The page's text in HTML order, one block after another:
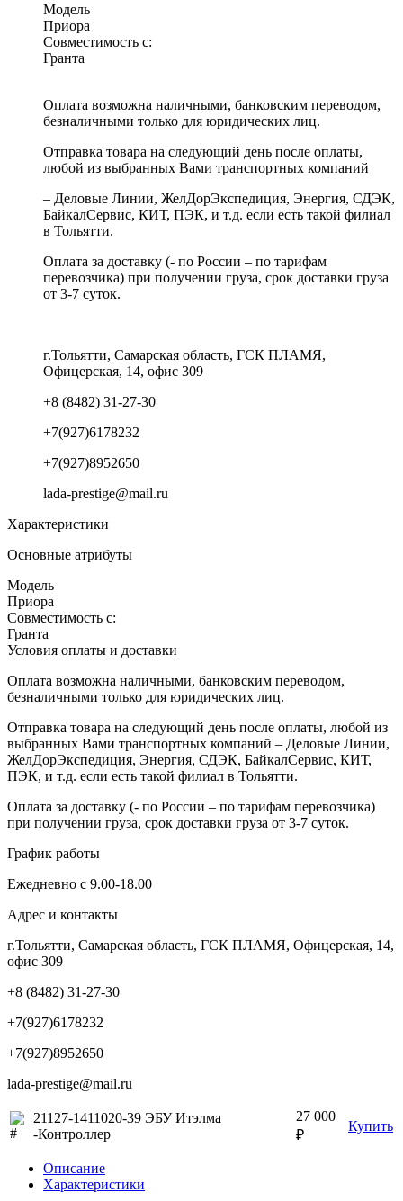
Модель
Приора
Совместимость с:
Гранта
Оплата возможна наличными, банковским переводом,
безналичными только для юридических лиц.
Отправка товара на следующий день после оплаты,
любой из выбранных Вами транспортных компаний
– Деловые Линии, ЖелДорЭкспедиция, Энергия, СДЭК,
БайкалСервис, КИТ, ПЭК, и т.д. если есть такой филиал
в Тольятти.
Оплата за доставку (- по России – по тарифам
перевозчика) при получении груза, срок доставки груза
от 3-7 суток.
г.Тольятти, Самарская область, ГСК ПЛАМЯ,
Офицерская, 14, офис 309
+8 (8482) 31-27-30
+7(927)6178232
+7(927)8952650
lada-prestige@mail.ru
Характеристики
Основные атрибуты
Модель
Приора
Совместимость с:
Гранта
Условия оплаты и доставки
Оплата возможна наличными, банковским переводом,
безналичными только для юридических лиц.
Отправка товара на следующий день после оплаты, любой из
выбранных Вами транспортных компаний – Деловые Линии,
ЖелДорЭкспедиция, Энергия, СДЭК, БайкалСервис, КИТ,
ПЭК, и т.д. если есть такой филиал в Тольятти.
Оплата за доставку (- по России – по тарифам перевозчика)
при получении груза, срок доставки груза от 3-7 суток.
График работы
Ежедневно с 9.00-18.00
Адрес и контакты
г.Тольятти, Самарская область, ГСК ПЛАМЯ, Офицерская, 14,
офис 309
+8 (8482) 31-27-30
+7(927)6178232
+7(927)8952650
lada-prestige@mail.ru
21127-1411020-39 ЭБУ Итэлма
-Контроллер
27 000
₽
Купить
Описание
Характеристики